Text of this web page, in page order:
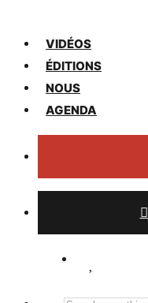
VIDÉOS
ÉDITIONS
NOUS
AGENDA